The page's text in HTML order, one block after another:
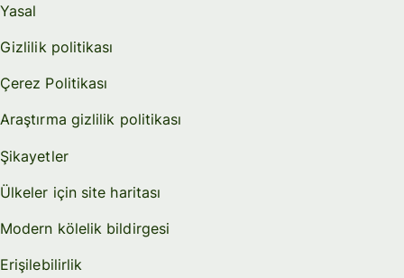
Yasal
Gizlilik politikası
Çerez Politikası
Araştırma gizlilik politikası
Şikayetler
Ülkeler için site haritası
Modern kölelik bildirgesi
Erişilebilirlik